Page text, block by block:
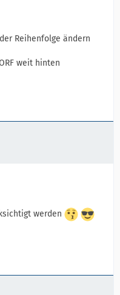
Reihenfolge ändern
weit hinten
werden